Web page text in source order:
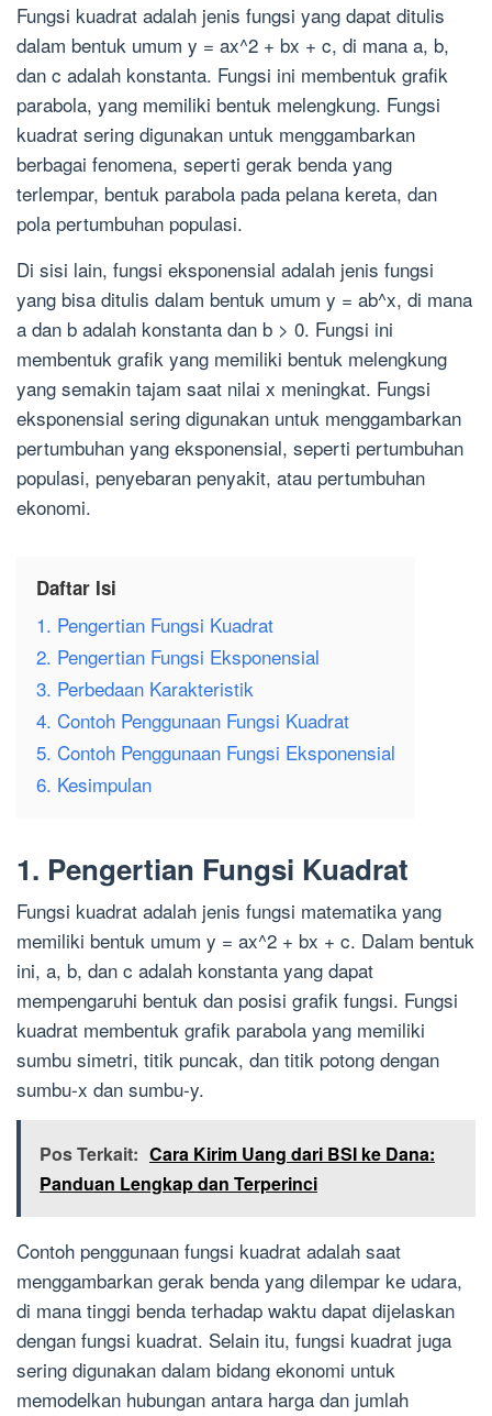
Fungsi kuadrat adalah jenis fungsi yang dapat ditulis
dalam bentuk umum y = ax^2 + bx + c, di mana a, b,
dan c adalah konstanta. Fungsi ini membentuk grafik
parabola, yang memiliki bentuk melengkung. Fungsi
kuadrat sering digunakan untuk menggambarkan
berbagai fenomena, seperti gerak benda yang
terlempar, bentuk parabola pada pelana kereta, dan
pola pertumbuhan populasi.
Di sisi lain, fungsi eksponensial adalah jenis fungsi
yang bisa ditulis dalam bentuk umum y = ab^x, di mana
a dan b adalah konstanta dan b > 0. Fungsi ini
membentuk grafik yang memiliki bentuk melengkung
yang semakin tajam saat nilai x meningkat. Fungsi
eksponensial sering digunakan untuk menggambarkan
pertumbuhan yang eksponensial, seperti pertumbuhan
populasi, penyebaran penyakit, atau pertumbuhan
ekonomi.
Daftar Isi
1. Pengertian Fungsi Kuadrat
2. Pengertian Fungsi Eksponensial
3. Perbedaan Karakteristik
4. Contoh Penggunaan Fungsi Kuadrat
5. Contoh Penggunaan Fungsi Eksponensial
6. Kesimpulan
1. Pengertian Fungsi Kuadrat
Fungsi kuadrat adalah jenis fungsi matematika yang
memiliki bentuk umum y = ax^2 + bx + c. Dalam bentuk
ini, a, b, dan c adalah konstanta yang dapat
mempengaruhi bentuk dan posisi grafik fungsi. Fungsi
kuadrat membentuk grafik parabola yang memiliki
sumbu simetri, titik puncak, dan titik potong dengan
sumbu-x dan sumbu-y.
Pos Terkait: Cara Kirim Uang dari BSI ke Dana:
Panduan Lengkap dan Terperinci
Contoh penggunaan fungsi kuadrat adalah saat
menggambarkan gerak benda yang dilempar ke udara,
di mana tinggi benda terhadap waktu dapat dijelaskan
dengan fungsi kuadrat. Selain itu, fungsi kuadrat juga
sering digunakan dalam bidang ekonomi untuk
memodelkan hubungan antara harga dan jumlah